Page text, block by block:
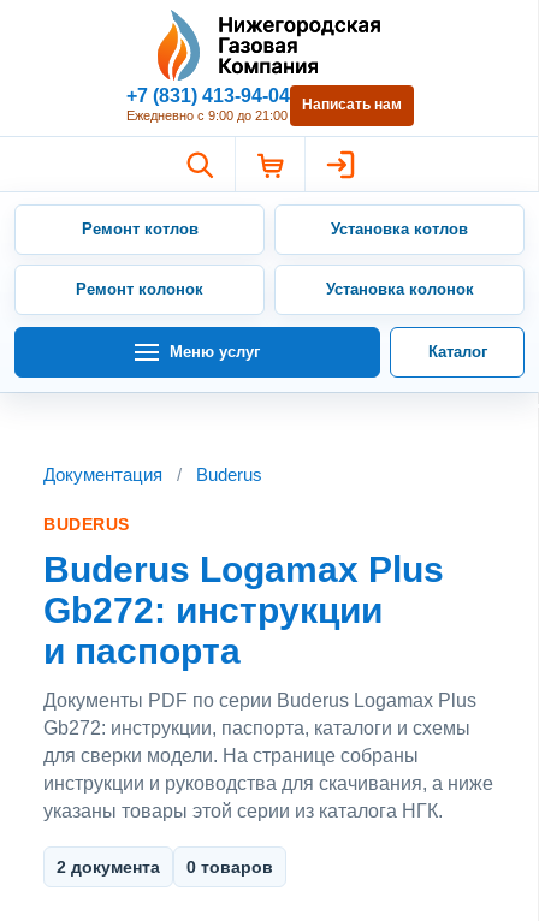
Нижегородская Газовая
+7 (831) 413-94-04
Ежедневно с 9:00 до 21:00
Написать нам
Ремонт котлов Установка котлов
Ремонт колонок Установка колонок
Меню услуг Каталог
Документация / Buderus
BUDERUS
Buderus Logamax Plus
Gb272: инструкции
и паспорта
Документы PDF по серии Buderus Logamax Plus
Gb272: инструкции, паспорта, каталоги и схемы
для сверки модели. На странице собраны
инструкции и руководства для скачивания, а ниже
указаны товары этой серии из каталога НГК.
2 документа 0 товаров